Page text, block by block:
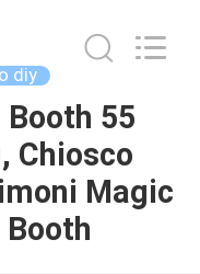
diy
55
Chiosco
Magic